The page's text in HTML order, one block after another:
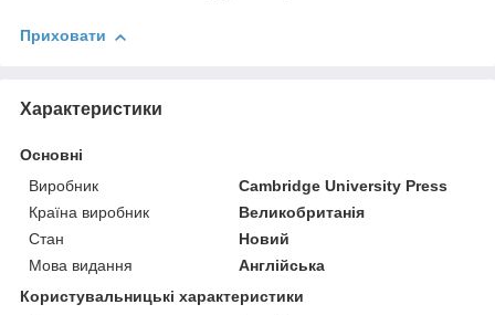
Приховати
Характеристики
Основні
Виробник
Cambridge University Press
Країна виробник
Великобританія
Стан
Новий
Мова видання
Англійська
Користувальницькі характеристики